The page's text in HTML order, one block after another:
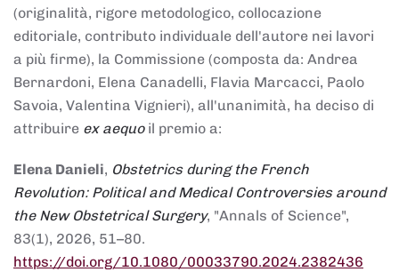
(originalità, rigore metodologico, collocazione
editoriale, contributo individuale dell'autore nei lavori
a più firme), la Commissione (composta da: Andrea
Bernardoni, Elena Canadelli, Flavia Marcacci, Paolo
Savoia, Valentina Vignieri), all'unanimità, ha deciso di
attribuire ex aequoil premio a:
Elena Danieli, Obstetrics during the French
Revolution: Political and Medical Controversies around
the New Obstetrical Surgery, "Annals of Science",
83(1), 2026, 51–80.
https://doi.org/10.1080/00033790.2024.2382436